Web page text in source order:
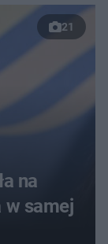
21
na
w samej